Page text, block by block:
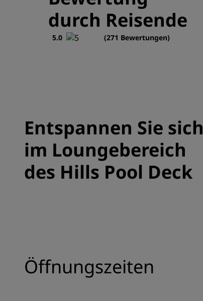
durch Reisende
5.0 (271 Bewertungen)
Entspannen Sie sich
im Loungebereich
des Hills Pool Deck
Öffnungszeiten